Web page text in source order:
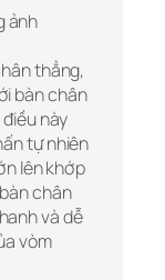
ảnh
thẳng,
bàn chân
này
tự nhiên
lên khớp
chân
và dễ
vòm